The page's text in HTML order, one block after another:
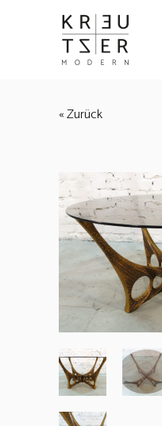
« Zurück